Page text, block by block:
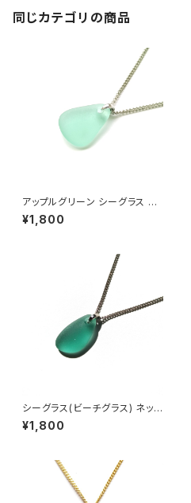
同じカテゴリの商品
アップルグリーン シーグラス ネ
ックレス BN-88
¥1,800
シーグラス(ビーチグラス) ネック
レス MN-24
¥1,800